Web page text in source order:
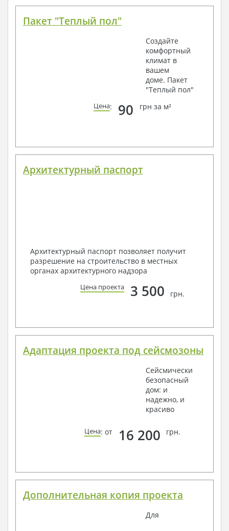
Пакет "Теплый пол"
Создайте
комфортный
климат в
вашем
доме. Пакет
"Теплый пол"
Цена: 90 грн за м²
Архитектурный паспорт
Архитектурный паспорт позволяет получит
разрешение на строительство в местных
органах архитектурного надзора
Цена проекта 3 500 грн.
Адаптация проекта под сейсмозоны
Сейсмически
безопасный
дом: и
надежно, и
красиво
Цена: от 16 200 грн.
Дополнительная копия проекта
Для